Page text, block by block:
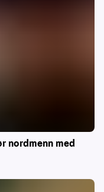
nordmenn med